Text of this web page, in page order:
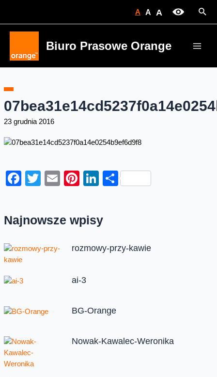
A A A
Biuro Prasowe Orange
23 grudnia 2016
Facebook
Twitter
EmailPinterest
LinkedIn
Share
Najnowsze wpisy
rozmowy-przy-kawie
ai-3
BG-Orange
Nowak-Kawalec-Weronika